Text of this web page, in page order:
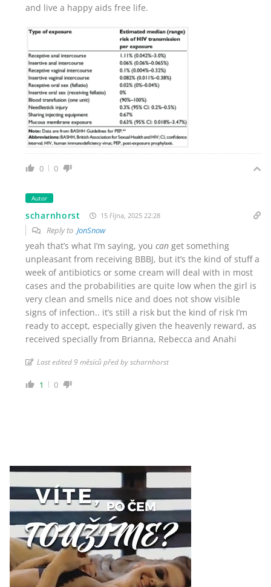
and live a happy aids free life.
0 0
Autor
scharnhorst 15 října, 2025 22:28
Reply to JonSnow
yeah that’s what I’m saying, you can get something
unpleasant from receiving BBBJ, but it’s the kind of stuff a
week of antibiotics or some cream will deal with in most
cases and the probabilities are quite low when the girl is
very clean and smells nice and does not show visible
signs of infection.. it’s still a risk but the kind of risk I’m
ready to accept, especially given the heavenly reward, as
received specially from Brianna, Rebecca and Anahi
Last edited 9 měsíců před by scharnhorst
1 0